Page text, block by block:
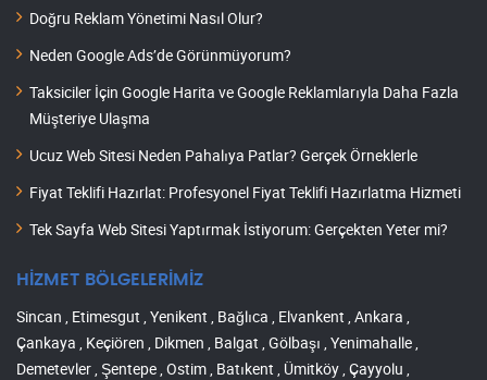
Doğru Reklam Yönetimi Nasıl Olur?
Neden Google Ads’de Görünmüyorum?
Taksiciler İçin Google Harita ve Google Reklamlarıyla Daha Fazla
Müşteriye Ulaşma
Ucuz Web Sitesi Neden Pahalıya Patlar? Gerçek Örneklerle
Fiyat Teklifi Hazırlat: Profesyonel Fiyat Teklifi Hazırlatma Hizmeti
Tek Sayfa Web Sitesi Yaptırmak İstiyorum: Gerçekten Yeter mi?
HİZMET BÖLGELERİMİZ
Sincan , Etimesgut , Yenikent , Bağlıca , Elvankent , Ankara ,
Çankaya , Keçiören , Dikmen , Balgat , Gölbaşı , Yenimahalle ,
Demetevler , Şentepe , Ostim , Batıkent , Ümitköy , Çayyolu ,